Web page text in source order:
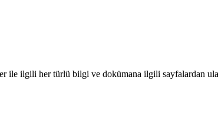
ile ilgili her türlü bilgi ve dokümana ilgili sayfalardan